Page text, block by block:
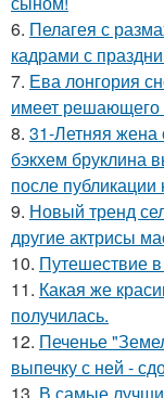
6. Пелагея с
кадрами с
7. Ева лонгория
имеет решающего
8. 31-Летняя жена
бэкхем бруклина
после публикации
9. Новый тренд
другие актрисы
10. Путешествие
11. Какая же
получилась.
12. Печенье
выпечку с ней -